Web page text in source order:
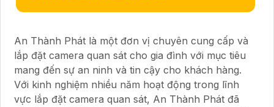
An Thành Phát là một đơn vị chuyên cung cấp và
lắp đặt camera quan sát cho gia đình với mục tiêu
mang đến sự an ninh và tin cậy cho khách hàng.
Với kinh nghiệm nhiều năm hoạt động trong lĩnh
vực lắp đặt camera quan sát, An Thành Phát đã